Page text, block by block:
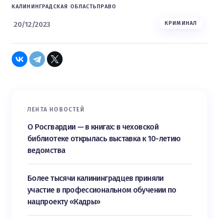
КАЛИНИНГРАДСКАЯ ОБЛАСТЬПРАВО
20/12/2023 КРИМИНАЛ
ЛЕНТА НОВОСТЕЙ
О Росгвардии — в книгах: в чеховской
библиотеке открылась выставка к 10-летию
ведомства
Более тысячи калининградцев приняли
участие в профессиональном обучении по
нацпроекту «Кадры»